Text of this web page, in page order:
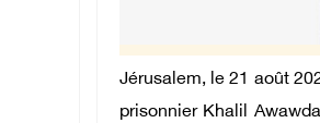
Jérusalem, le 21 août
prisonnier Khalil